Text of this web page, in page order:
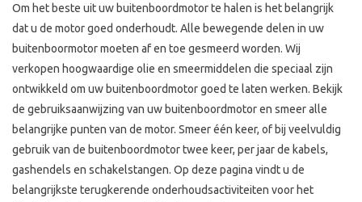
Om het beste uit uw buitenboordmotor te halen is het belangrijk
dat u de motor goed onderhoudt. Alle bewegende delen in uw
buitenboormotor moeten af en toe gesmeerd worden. Wij
verkopen hoogwaardige olie en smeermiddelen die speciaal zijn
ontwikkeld om uw buitenboordmotor goed te laten werken. Bekijk
de gebruiksaanwijzing van uw buitenboordmotor en smeer alle
belangrijke punten van de motor. Smeer één keer, of bij veelvuldig
gebruik van de buitenboordmotor twee keer, per jaar de kabels,
gashendels en schakelstangen. Op deze pagina vindt u de
belangrijkste terugkerende onderhoudsactiviteiten voor het